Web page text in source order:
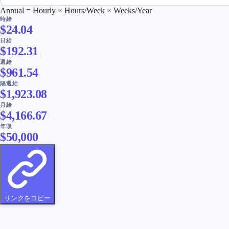
Annual = Hourly × Hours/Week × Weeks/Year
時給
$24.04
日給
$192.31
週給
$961.54
隔週給
$1,923.08
月給
$4,166.67
年収
$50,000
リンクをコピー